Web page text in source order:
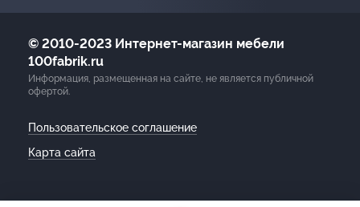
© 2010-2023 Интернет-магазин мебели
100fabrik.ru
Информация, размещенная на сайте, не является публичной
офертой.
Пользовательское соглашение
Карта сайта